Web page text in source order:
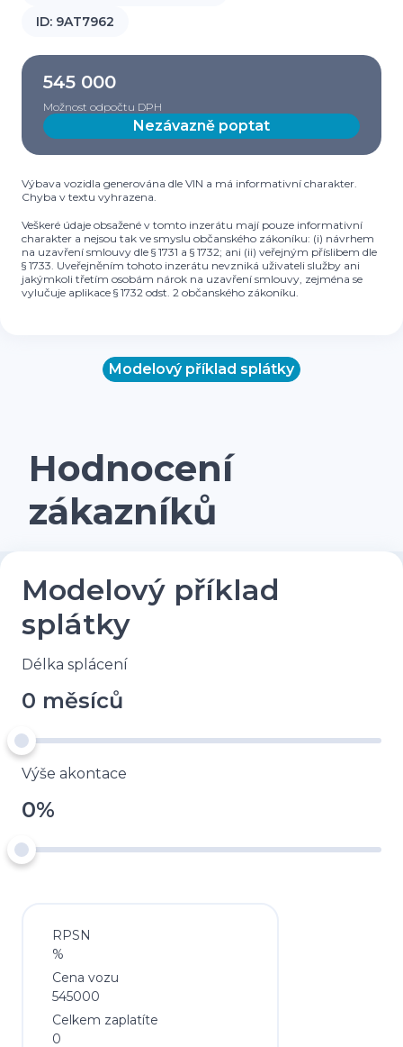
ID: 9AT7962
545 000
Možnost odpočtu DPH
Nezávazně poptat
Výbava vozidla generována dle VIN a má informativní charakter.
Chyba v textu vyhrazena.
Veškeré údaje obsažené v tomto inzerátu mají pouze informativní
charakter a nejsou tak ve smyslu občanského zákoníku: (i) návrhem
na uzavření smlouvy dle § 1731 a § 1732; ani (ii) veřejným příslibem dle
§ 1733. Uveřejněním tohoto inzerátu nevzniká uživateli služby ani
jakýmkoli třetím osobám nárok na uzavření smlouvy, zejména se
vylučuje aplikace § 1732 odst. 2 občanského zákoníku.
Modelový příklad splátky
Hodnocení
zákazníků
Modelový příklad
splátky
Délka splácení
0 měsíců
Výše akontace
0%
RPSN
%
Cena vozu
545000
Celkem zaplatíte
0